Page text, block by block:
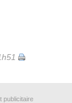
publicitaire